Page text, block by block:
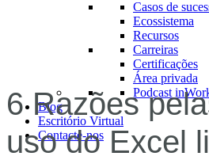
Casos de
Ecossistema
Recursos
Carreiras
Certificações
Área privada
Podcast
Blog
Escritório Virtual
Contacte-nos
6 Razões
uso do Excel